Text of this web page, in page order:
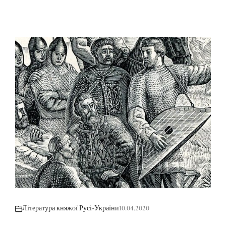
Література княжої Русі-України10.04.2020